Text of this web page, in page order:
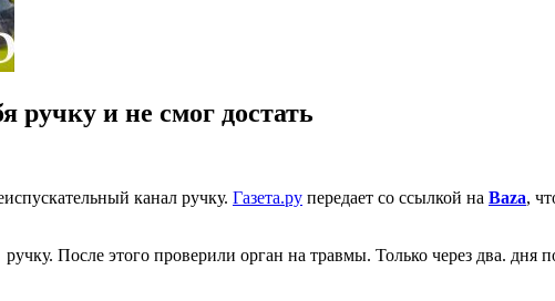
ручку и не смог достать
канал ручку. Газета.ру передает со ссылкой на Baza,
После этого проверили орган на травмы. Только через два.